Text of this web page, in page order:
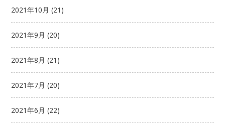
2021年10月 (21)
2021年9月 (20)
2021年8月 (21)
2021年7月 (20)
2021年6月 (22)